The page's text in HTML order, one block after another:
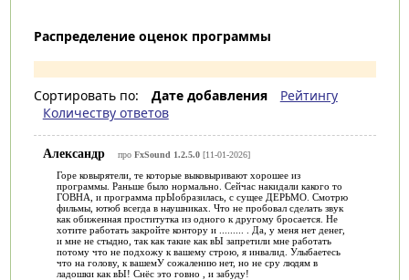
Распределение оценок программы
Сортировать по: Дате добавления
Рейтингу
Количеству ответов
Александр про FxSound 1.2.5.0[11-01-2026]
Горе ковырятели, те которые выковыривают хорошее из
программы. Раньше было нормально. Сейчас накидали какого то
ГОВНА, и программа прЫобразилась, с сущее ДЕРЬМО. Смотрю
фильмы, ютюб всегда в наушниках. Что не пробовал сделать звук
как обиженная проститутка из одного к другому бросается. Не
хотите работать закройте контору и ......... . Да, у меня нет денег,
и мне не стыдно, так как такие как вЫ запретили мне работать
потому что не подхожу к вашему строю, я инвалид. Улыбаетесь
что на голову, к вашемУ сожалению нет, но не сру людям в
ладошки как вЫ! Снёс это говно , и забуду!